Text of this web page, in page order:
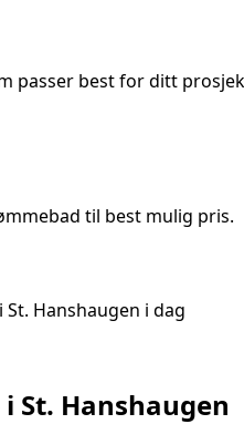
passer best for ditt
til best mulig pris.
St. Hanshaugen i dag
i St. Hanshaugen